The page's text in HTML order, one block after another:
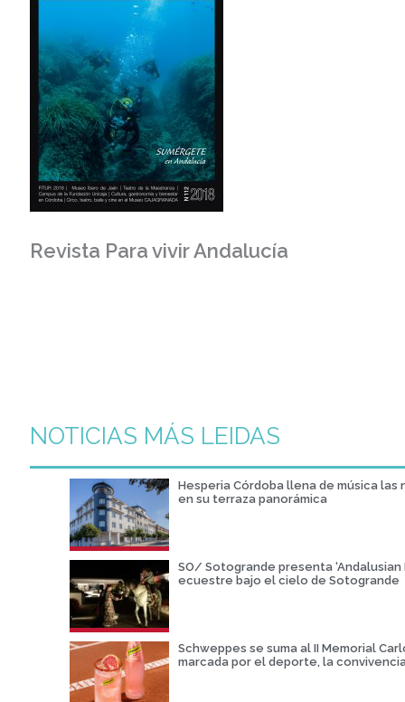
Revista Para vivir Andalucía
NOTICIAS MÁS LEIDAS
Hesperia Córdoba llena de música
en su terraza panorámica
SO/ Sotogrande presenta
ecuestre bajo el cielo de Sotogrande
Schweppes se suma al II Memorial
marcada por el deporte, la